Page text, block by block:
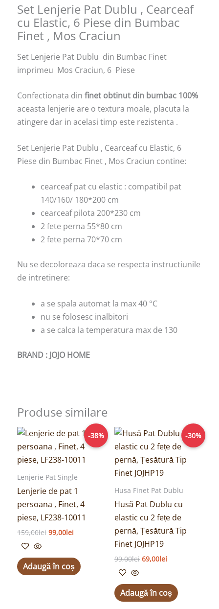
Set Lenjerie Pat Dublu , Cearceaf
cu Elastic, 6 Piese din Bumbac
Finet , Mos Craciun
Set Lenjerie Pat Dublu din Bumbac Finet
imprimeu Mos Craciun, 6 Piese
Confectionata din finet obtinut din bumbac 100%
aceasta lenjerie are o textura moale, placuta la
atingere dar in acelasi timp este rezistenta .
Set Lenjerie Pat Dublu , Cearceaf cu Elastic, 6
Piese din Bumbac Finet , Mos Craciun contine:
cearceaf pat cu elastic : compatibil pat
140/160/ 180*200 cm
cearceaf pilota 200*230 cm
2 fete perna 55*80 cm
2 fete perna 70*70 cm
Nu se decoloreaza daca se respecta instructiunile
de intretinere:
a se spala automat la max 40 °C
nu se folosesc inalbitori
a se calca la temperatura max de 130
BRAND : JOJO HOME
Produse similare
-38%
Lenjerie Pat Single
Lenjerie de pat 1
persoana , Finet, 4
piese, LF238-10011
159,00lei
Prețul
a
fost:
99,00lei
Prețul
curent
este:
99,00lei.
Adaugă în coș
-30%
Husa Finet Pat Dublu
Husă Pat Dublu cu
elastic cu 2 fețe de
pernă, Țesătură Tip
Finet JOJHP19
99,00lei
Prețul
a
fost:
99,00lei.
69,00lei
Prețul
curent
este:
69,00lei.
Adaugă în coș